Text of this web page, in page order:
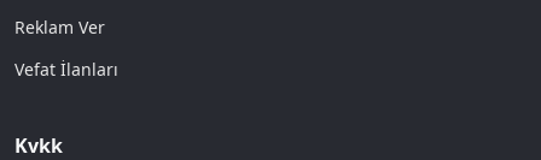
Reklam Ver
Vefat İlanları
Kvkk